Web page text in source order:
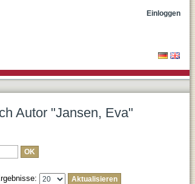
Einloggen
Autor "Jansen, Eva"